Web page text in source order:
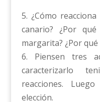
5. ¿Cómo
canario? ¿Por
margarita? ¿Por
6. Piensen tres
caracterizarlo
reacciones.
elección.